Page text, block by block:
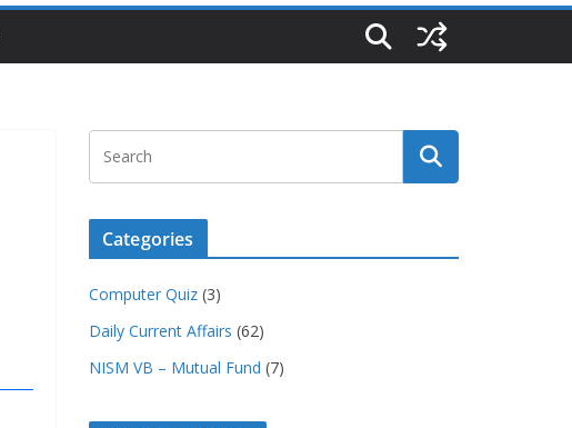
Categories
Computer Quiz (3)
Daily Current Affairs (62)
NISM VB – Mutual Fund (7)